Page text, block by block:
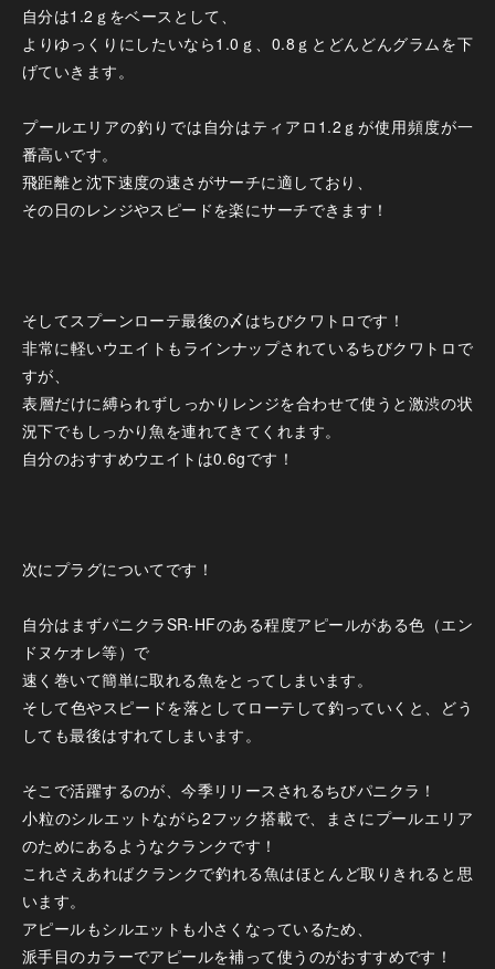
自分は1.2ｇをベースとして、
よりゆっくりにしたいなら1.0ｇ、0.8ｇとどんどんグラムを下
げていきます。
プールエリアの釣りでは自分はティアロ1.2ｇが使用頻度が一
番高いです。
飛距離と沈下速度の速さがサーチに適しており、
その日のレンジやスピードを楽にサーチできます！
そしてスプーンローテ最後の〆はちびクワトロです！
非常に軽いウエイトもラインナップされているちびクワトロで
すが、
表層だけに縛られずしっかりレンジを合わせて使うと激渋の状
況下でもしっかり魚を連れてきてくれます。
自分のおすすめウエイトは0.6gです！
次にプラグについてです！
自分はまずパニクラSR-HFのある程度アピールがある色（エン
ドヌケオレ等）で
速く巻いて簡単に取れる魚をとってしまいます。
そして色やスピードを落としてローテして釣っていくと、どう
しても最後はすれてしまいます。
そこで活躍するのが、今季リリースされるちびパニクラ！
小粒のシルエットながら2フック搭載で、まさにプールエリア
のためにあるようなクランクです！
これさえあればクランクで釣れる魚はほとんど取りきれると思
います。
アピールもシルエットも小さくなっているため、
派手目のカラーでアピールを補って使うのがおすすめです！